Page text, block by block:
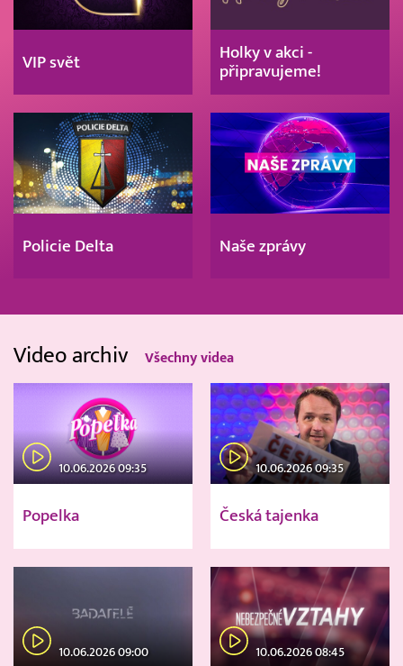
VIP svět
Holky v akci -
připravujeme!
Policie Delta Naše zprávy
Video archiv Všechny videa
10.06.2026 09:35
Popelka
10.06.2026 09:35
Česká tajenka
10.06.2026 09:00 10.06.2026 08:45